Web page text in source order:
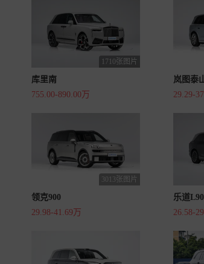
1710张图片
库里南
755.00-890.00万
岚图泰
29.29-
3013张图片
领克900
29.98-41.69万
乐道L90
26.58-